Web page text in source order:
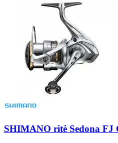
SHIMANO ritė Sedona FJ